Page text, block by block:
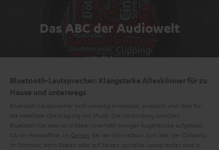
Das ABC der Audiowelt
Bluetooth-Lautsprecher: Klangstarke Alleskönner für zu
Hause und unterwegs
Bluetooth-Lautsprecher sind vielseitig einsetzbar, praktisch und ideal für
die kabellose Übertragung von Musik. Die Verbindung zwischen
Bluetooth-Geräten wird dabei innerhalb weniger Augenblicke aufgebaut.
Ob im Homeoffice, im Garten , bei der Fahrradtour zum See, der Grillparty
im Sommer, beim Skaten oder auf Reisen: portable Lautsprecher sind in